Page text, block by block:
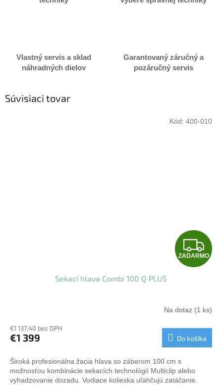
Vlastný servis a sklad
náhradných dielov
Garantovaný záručný a
pozáručný servis
Súvisiaci tovar
Z
A
A
R
M
ZADARMO
Sekací hlava Combi 100 Q PLUS
Na dotaz (1 ks)
€1 137,40 bez DPH
€1 399 Do košíka
Široká profesionálna žacia hlava so záberom 100 cm s
možnosťou kombinácie sekacích technológií Multiclip alebo
vyhadzovanie dozadu. Vodiace kolieska uľahčujú zatáčanie.
Kód: 400-010